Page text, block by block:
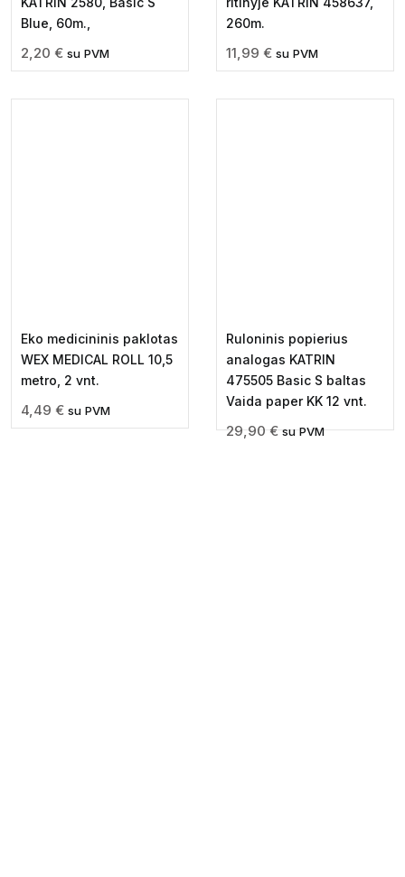
Blue, 60m.,
2,20 € su PVM
260m.
11,99 € su PVM
Eko medicininis paklotas
WEX MEDICAL ROLL 10,5
metro, 2 vnt.
4,49 € su PVM
Ruloninis popierius
analogas KATRIN
475505 Basic S baltas
Vaida paper KK 12 vnt.
29,90€ su PVM